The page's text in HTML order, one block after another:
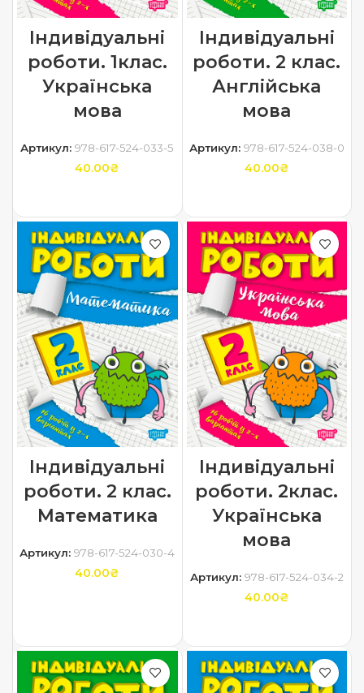
Індивідуальні
роботи. 1клас.
Українська
мова
Артикул:978-617-524-033-5
40.00₴
Індивідуальні
роботи. 2 клас.
Англійська
мова
Артикул: 978-617-524-038-0
40.00₴
Індивідуальні
роботи. 2 клас.
Математика
Артикул:978-617-524-030-4
40.00₴
Індивідуальні
роботи. 2клас.
Українська
мова
Артикул: 978-617-524-034-2
40.00₴